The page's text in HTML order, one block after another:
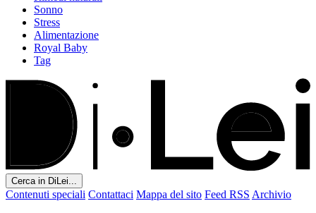
Sonno
Stress
Alimentazione
Royal Baby
Tag
Cerca in DiLei...
Contenuti speciali Contattaci Mappa del sito Feed RSS Archivio